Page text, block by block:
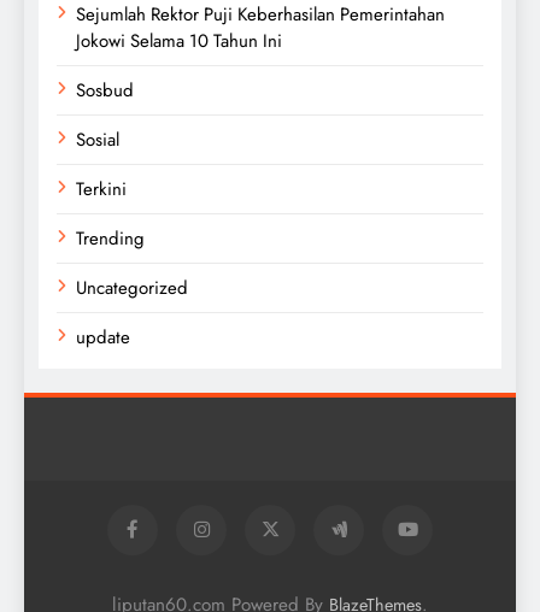
Sejumlah Rektor Puji Keberhasilan Pemerintahan
Jokowi Selama 10 Tahun Ini
Sosbud
Sosial
Terkini
Trending
Uncategorized
update
liputan60.com Powered By BlazeThemes.